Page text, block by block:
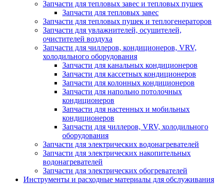
Запчасти для тепловых завес и тепловых пушек
Запчасти для тепловых завес
Запчасти для тепловых пушек и теплогенераторов
Запчасти для увлажнителей, осушителей,
очистителей воздуха
Запчасти для чиллеров, кондиционеров, VRV,
холодильного оборудования
Запчасти для канальных кондиционеров
Запчасти для кассетных кондиционеров
Запчасти для колонных кондиционеров
Запчасти для напольно потолочных
кондиционеров
Запчасти для настенных и мобильных
кондиционеров
Запчасти для чиллеров, VRV, холодильного
оборудования
Запчасти для электрических водонагревателей
Запчасти для электрических накопительных
водонагревателей
Запчасти для электрических обогревателей
Инструменты и расходные материалы для обслуживания